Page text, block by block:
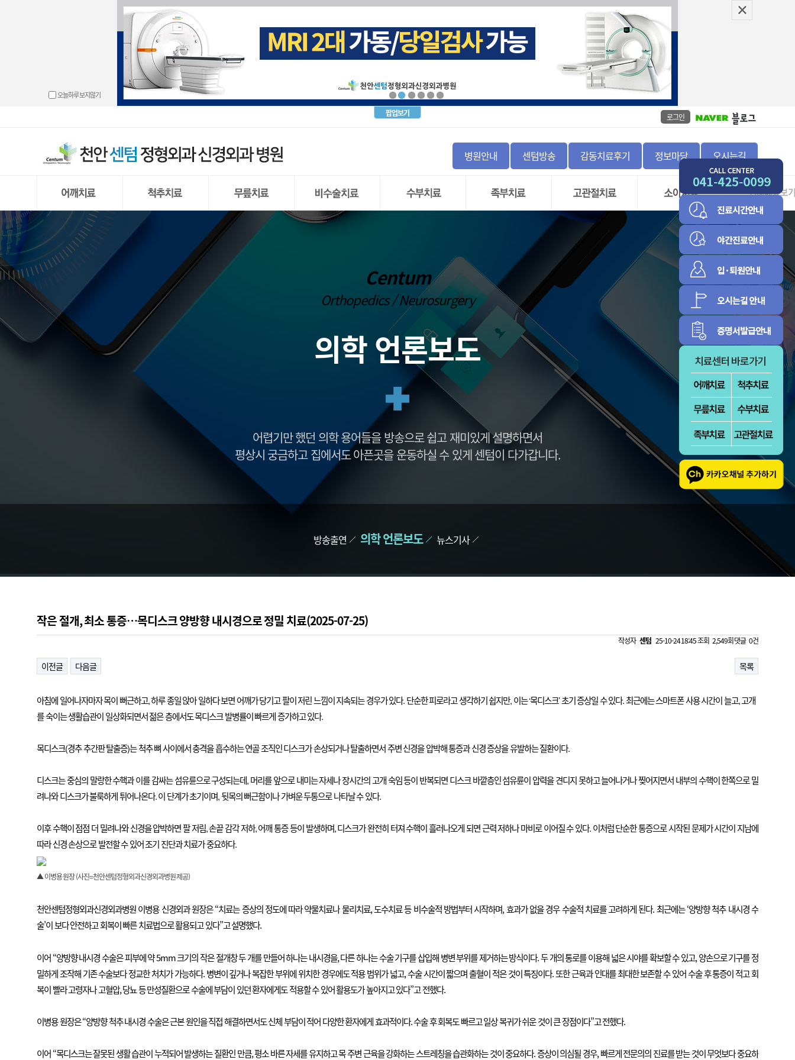
오늘하루 보지않기
팝업보기 로그인
병원안내 센텀방송 감동치료후기 정보마당 오시는길
└ 동결견(오십견)
└ 충돌증후군
└ 회전근개 파열
└ 상방 관절와순 파열
└ 경추 디스크(목 디스크)탈출증
└ 경추신경근차단술
└ 허리 디스크(요추 추간판 탈출증)
└ 양방향내시경수술
└ 무릎관절 내시경
└ 반월상 연골 파열
└ 원판형 반월상 연골
└ 무릎 관절염
└ 무릎 인공 관절 전치환술
└ 도수치료
└ 물리치료
└ 운동치료
└ 손목터널 증후군
└ 방아쇠 수지
└ 결절종
└ 팔꿈치 강직
└ 발목관절 염좌
└ 만성 발목 불안정증
└ 무지외반증
└ 단족지증
└ 발 또는 다리 저림증
└ 고관절 충돌 증후군 및 비구순 파열
└ 고관절 골괴사증
└ 골절
└ 하지부동
└ 척추
동결견(오십견)
충돌증후군
회전근개 파열
석회화 건염
어깨 관절염
어깨 관절 탈구
상방 관절와순 파열
경추 디스크 탈출증
무릎관절 내시경
반월상 연골 파열
원판형 반월상 연골
반월상 연골 이식
도수치료
통증유발점 주사치료(TPI)
PRP주사
외상괴염
팔꿈치 관절염
팔꿈치 강직
팔꿈치 관절 불안정증
만성 발목 불안정증
무지외반증
발뒤꿈치 통증
중족통증
내향성 발톱
단족지증
편평족(평발)
발 또는 다리 저림증
고관절 충돌 증후군 및
비구순 파열
고관절 골괴사증
골절
하지부동
척추
신경근육
병원미리보기
의료장비안내
감동치료후기
자필후기
칭찬후기
병원소식
센텀의 식단표
대외협력활동
방문선수들
환자의 권리와 의
Centum
Orthopedics / Neurosurgery
의학 언론보도
어렵기만 했던 의학 용어들을 방송으로 쉽고 재미있게 설명하면서
평상시 궁금하고 집에서도 아픈곳을 운동하실 수 있게 센텀이 다가갑니다.
방송출연 의학 언론보도 뉴스기사
작은 절개, 최소 통증…목디스크 양방향 내시경으로 정밀 치료(2025-07-25)
작성자 센텀 25-10-24 18:45조회 2,549회댓글 0건
이전글 다음글 목록
아침에 일어나자마자 목이 뻐근하고, 하루 종일 앉아 일하다 보면 어깨가 당기고 팔이 저린 느낌이 지속되는 경우가 있다. 단순한 피로라고 생각하기 쉽지만, 이는 ‘목디스크’ 초기 증상일 수 있다. 최근에는 스마트폰 사용 시간이 늘고, 고개
를 숙이는 생활습관이 일상화되면서 젊은 층에서도 목디스크 발병률이 빠르게 증가하고 있다.
목디스크(경추 추간판 탈출증)는 척추 뼈 사이에서 충격을 흡수하는 연골 조직인 디스크가 손상되거나 탈출하면서 주변 신경을 압박해 통증과 신경 증상을 유발하는 질환이다.
디스크는 중심의 말랑한 수핵과 이를 감싸는 섬유륜으로 구성되는데, 머리를 앞으로 내미는 자세나 장시간의 고개 숙임 등이 반복되면 디스크 바깥층인 섬유륜이 압력을 견디지 못하고 늘어나거나 찢어지면서 내부의 수핵이 한쪽으로 밀
려나와 디스크가 불룩하게 튀어나온다. 이 단계가 초기이며, 뒷목의 뻐근함이나 가벼운 두통으로 나타날 수 있다.
이후 수핵이 점점 더 밀려나와 신경을 압박하면 팔 저림, 손끝 감각 저하, 어깨 통증 등이 발생하며, 디스크가 완전히 터져 수핵이 흘러나오게 되면 근력 저하나 마비로 이어질 수 있다. 이처럼 단순한 통증으로 시작된 문제가 시간이 지남에
따라 신경 손상으로 발전할 수 있어 조기 진단과 치료가 중요하다.
▲ 이병용 원장 (사진=천안센텀정형외과신경외과병원 제공)
천안센텀정형외과신경외과병원 이병용 신경외과 원장은 “치료는 증상의 정도에 따라 약물치료나 물리치료, 도수치료 등 비수술적 방법부터 시작하며, 효과가 없을 경우 수술적 치료를 고려하게 된다. 최근에는 ‘양방향 척추 내시경 수
술’이 보다 안전하고 회복이 빠른 치료법으로 활용되고 있다”고 설명했다.
이어 “양방향 내시경 수술은 피부에 약 5mm 크기의 작은 절개창 두 개를 만들어 하나는 내시경을, 다른 하나는 수술 기구를 삽입해 병변 부위를 제거하는 방식이다. 두 개의 통로를 이용해 넓은 시야를 확보할 수 있고, 양손으로 기구를 정
밀하게 조작해 기존 수술보다 정교한 처치가 가능하다. 병변이 깊거나 복잡한 부위에 위치한 경우에도 적용 범위가 넓고, 수술 시간이 짧으며 출혈이 적은 것이 특징이다. 또한 근육과 인대를 최대한 보존할 수 있어 수술 후 통증이 적고 회
복이 빨라 고령자나 고혈압, 당뇨 등 만성질환으로 수술에 부담이 있던 환자에게도 적용할 수 있어 활용도가 높아지고 있다”고 전했다.
이병용 원장은 “양방향 척추 내시경 수술은 근본 원인을 직접 해결하면서도 신체 부담이 적어 다양한 환자에게 효과적이다. 수술 후 회복도 빠르고 일상 복귀가 쉬운 것이 큰 장점이다”고 전했다.
이어 “목디스크는 잘못된 생활 습관이 누적되어 발생하는 질환인 만큼, 평소 바른 자세를 유지하고 목 주변 근육을 강화하는 스트레칭을 습관화하는 것이 중요하다. 증상이 의심될 경우, 빠르게 전문의의 진료를 받는 것이 무엇보다 중요하